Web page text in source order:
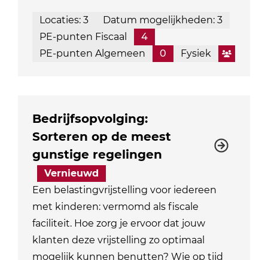
Locaties: 3
Datum mogelijkheden: 3
PE-punten Fiscaal
4
PE-punten Algemeen
0 Fysiek
Bedrijfsopvolging:
Sorteren op de meest
gunstige regelingen
Vernieuwd
Een belastingvrijstelling voor iedereen
met kinderen: vermomd als fiscale
faciliteit. Hoe zorg je ervoor dat jouw
klanten deze vrijstelling zo optimaal
mogelijk kunnen benutten? Wie op tijd